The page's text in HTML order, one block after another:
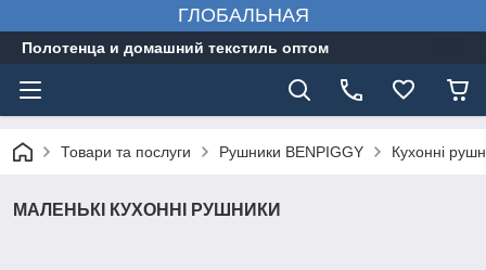
ГЛОБАЛЬНАЯ
Полотенца и домашний текстиль оптом
Товари та послуги Рушники BENPIGGY Кухонні
МАЛЕНЬКІ КУХОННІ РУШНИКИ